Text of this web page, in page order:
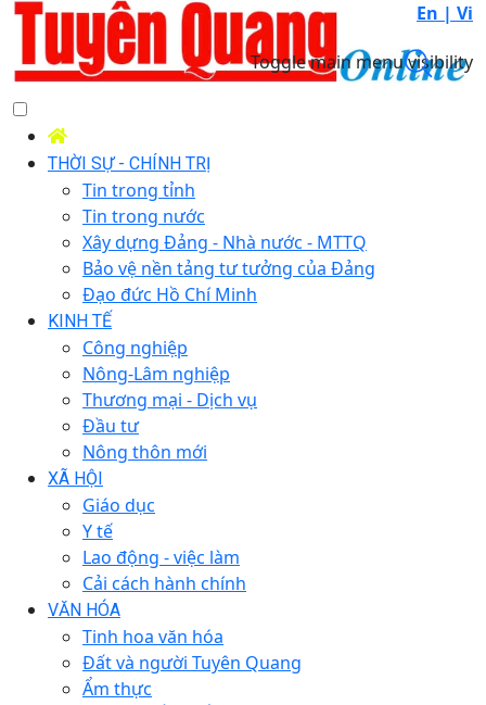
En | Vi
Toggle main menu visibility
THỜI SỰ - CHÍNH TRỊ
Tin trong tỉnh
Tin trong nước
Xây dựng Đảng - Nhà nước - MTTQ
Bảo vệ nền tảng tư tưởng của Đảng
Đạo đức Hồ Chí Minh
KINH TẾ
Công nghiệp
Nông-Lâm nghiệp
Thương mại - Dịch vụ
Đầu tư
Nông thôn mới
XÃ HỘI
Giáo dục
Y tế
Lao động - việc làm
Cải cách hành chính
VĂN HÓA
Tinh hoa văn hóa
Đất và người Tuyên Quang
Ẩm thực